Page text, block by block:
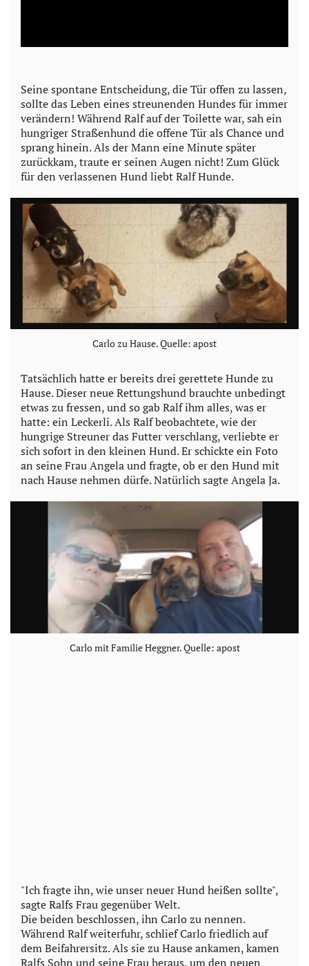
a
V
i
d
e
o
Seine spontane Entscheidung, die Tür offen zu lassen,
sollte das Leben eines streunenden Hundes für immer
verändern! Während Ralf auf der Toilette war, sah ein
hungriger Straßenhund die offene Tür als Chance und
sprang hinein. Als der Mann eine Minute später
zurückkam, traute er seinen Augen nicht! Zum Glück
für den verlassenen Hund liebt Ralf Hunde.
Carlo zu Hause. Quelle: apost
Tatsächlich hatte er bereits drei gerettete Hunde zu
Hause. Dieser neue Rettungshund brauchte unbedingt
etwas zu fressen, und so gab Ralf ihm alles, was er
hatte: ein Leckerli. Als Ralf beobachtete, wie der
hungrige Streuner das Futter verschlang, verliebte er
sich sofort in den kleinen Hund. Er schickte ein Foto
an seine Frau Angela und fragte, ob er den Hund mit
nach Hause nehmen dürfe. Natürlich sagte Angela Ja.
Carlo mit Familie Heggner. Quelle: apost
"Ich fragte ihn, wie unser neuer Hund heißen sollte",
sagte Ralfs Frau gegenüber Welt.
Die beiden beschlossen, ihn Carlo zu nennen.
Während Ralf weiterfuhr, schlief Carlo friedlich auf
dem Beifahrersitz. Als sie zu Hause ankamen, kamen
Ralfs Sohn und seine Frau heraus, um den neuen